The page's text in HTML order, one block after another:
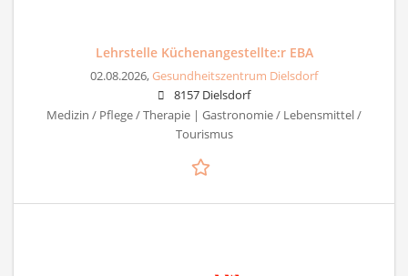
Lehrstelle Küchenangestellte:r EBA
02.08.2026,Gesundheitszentrum Dielsdorf
8157 Dielsdorf
Medizin / Pflege / Therapie | Gastronomie / Lebensmittel /
Tourismus